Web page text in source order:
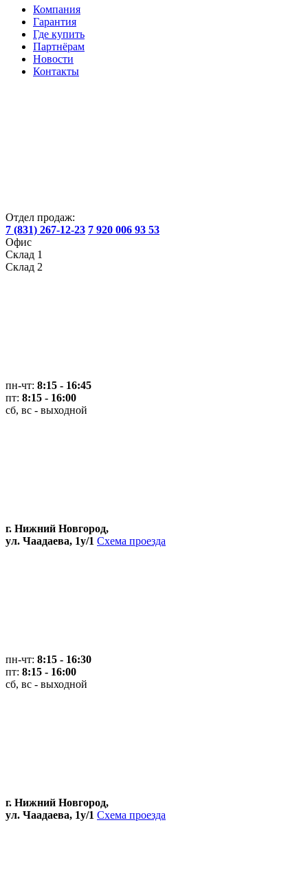
Компания
Гарантия
Где купить
Партнёрам
Новости
Контакты
Отдел продаж:
7 (831) 267-12-23 7 920 006 93 53
Офис
Склад 1
Склад 2
пн-чт: 8:15 - 16:45
пт: 8:15 - 16:00
сб, вс - выходной
г. Нижний Новгород,
ул. Чаадаева, 1у/1 Схема проезда
пн-чт: 8:15 - 16:30
пт: 8:15 - 16:00
сб, вс - выходной
г. Нижний Новгород,
ул. Чаадаева, 1у/1 Схема проезда